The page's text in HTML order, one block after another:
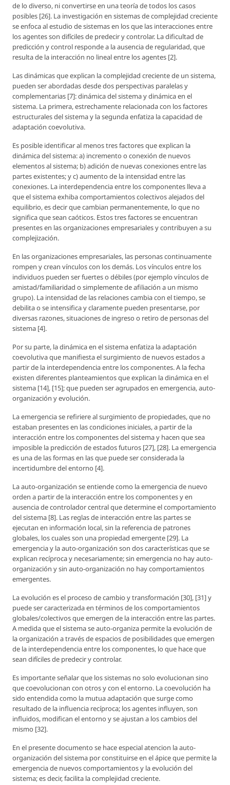
de lo diverso, ni convertirse en una teoría de todos los casos
posibles [26]. La investigación en sistemas de complejidad creciente
se enfoca al estudio de sistemas en los que las interacciones entre
los agentes son difíciles de predecir y controlar. La dificultad de
predicción y control responde a la ausencia de regularidad, que
resulta de la interacción no lineal entre los agentes [2].
Las dinámicas que explican la complejidad creciente de un sistema,
pueden ser abordadas desde dos perspectivas paralelas y
complementarias [7]: dinámica del sistema y dinámica en el
sistema. La primera, estrechamente relacionada con los factores
estructurales del sistema y la segunda enfatiza la capacidad de
adaptación coevolutiva.
Es posible identificar al menos tres factores que explican la
dinámica del sistema: a) incremento o conexión de nuevos
elementos al sistema; b) adición de nuevas conexiones entre las
partes existentes; y c) aumento de la intensidad entre las
conexiones. La interdependencia entre los componentes lleva a
que el sistema exhiba comportamientos colectivos alejados del
equilibrio, es decir que cambian permanentemente, lo que no
significa que sean caóticos. Estos tres factores se encuentran
presentes en las organizaciones empresariales y contribuyen a su
complejización.
En las organizaciones empresariales, las personas continuamente
rompen y crean vínculos con los demás. Los vínculos entre los
individuos pueden ser fuertes o débiles (por ejemplo vínculos de
amistad/familiaridad o simplemente de afiliación a un mismo
grupo). La intensidad de las relaciones cambia con el tiempo, se
debilita o se intensifica y claramente pueden presentarse, por
diversas razones, situaciones de ingreso o retiro de personas del
sistema [4].
Por su parte, la dinámica en el sistema enfatiza la adaptación
coevolutiva que manifiesta el surgimiento de nuevos estados a
partir de la interdependencia entre los componentes. A la fecha
existen diferentes planteamientos que explican la dinámica en el
sistema [14], [15]; que pueden ser agrupados en emergencia, auto-
organización y evolución.
La emergencia se refiriere al surgimiento de propiedades, que no
estaban presentes en las condiciones iniciales, a partir de la
interacción entre los componentes del sistema y hacen que sea
imposible la predicción de estados futuros [27], [28]. La emergencia
es una de las formas en las que puede ser considerada la
incertidumbre del entorno [4].
La auto-organización se entiende como la emergencia de nuevo
orden a partir de la interacción entre los componentes y en
ausencia de controlador central que determine el comportamiento
del sistema [8]. Las reglas de interacción entre las partes se
ejecutan en información local, sin la referencia de patrones
globales, los cuales son una propiedad emergente [29]. La
emergencia y la auto-organización son dos características que se
explican recíproca y necesariamente; sin emergencia no hay auto-
organización y sin auto-organización no hay comportamientos
emergentes.
La evolución es el proceso de cambio y transformación [30], [31] y
puede ser caracterizada en términos de los comportamientos
globales/colectivos que emergen de la interacción entre las partes.
A medida que el sistema se auto-organiza permite la evolución de
la organización a través de espacios de posibilidades que emergen
de la interdependencia entre los componentes, lo que hace que
sean difíciles de predecir y controlar.
Es importante señalar que los sistemas no solo evolucionan sino
que coevolucionan con otros y con el entorno. La coevolución ha
sido entendida como la mutua adaptación que surge como
resultado de la influencia recíproca; los agentes influyen, son
influidos, modifican el entorno y se ajustan a los cambios del
mismo [32].
En el presente documento se hace especial atencion la auto-
organización del sistema por constituirse en el ápice que permite la
emergencia de nuevos comportamientos y la evolución del
sistema; es decir, facilita la complejidad creciente.